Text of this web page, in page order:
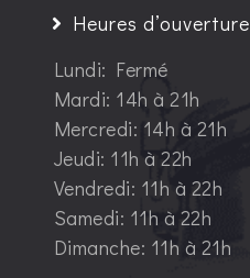
Heures d’ouverture
Lundi: Fermé
Mardi: 14h à 21h
Mercredi: 14h à 21h
Jeudi: 11h à 22h
Vendredi: 11h à 22h
Samedi: 11h à 22h
Dimanche: 11h à 21h